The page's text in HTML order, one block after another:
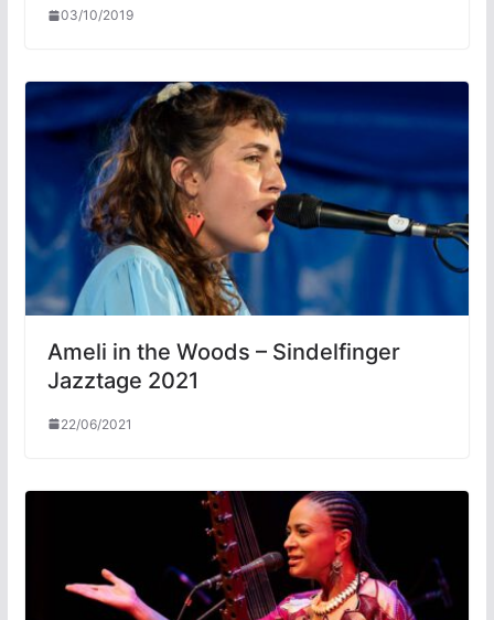
03/10/2019
Ameli in the Woods – Sindelfinger
Jazztage 2021
22/06/2021